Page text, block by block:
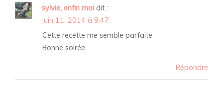
sylvie, enfin moi dit :
juin 11, 2014 à 9:47
Cette recette me semble parfaite
Bonne soirée
Répondre